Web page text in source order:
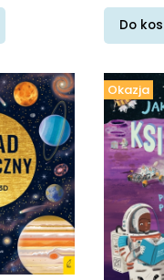
Do
Okazja